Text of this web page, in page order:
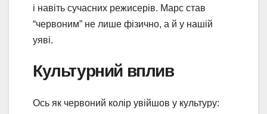
і навіть сучасних режисерів. Марс став
“червоним” не лише фізично, а й у нашій
уяві.
Культурний вплив
Ось як червоний колір увійшов у культуру: